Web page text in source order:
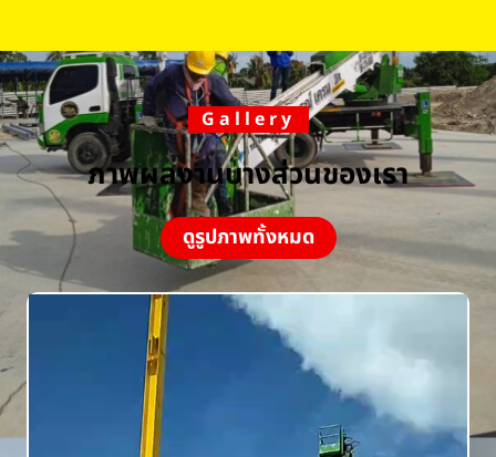
Gallery
ภาพผลงานบางส่วนของเรา
ดูรูปภาพทั้งหมด